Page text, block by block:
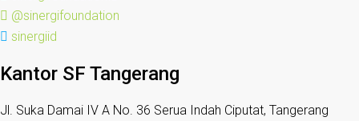
@sinergifoundation
sinergiid
Kantor SF Tangerang
Jl. Suka Damai IV A No. 36 Serua Indah Ciputat, Tangerang